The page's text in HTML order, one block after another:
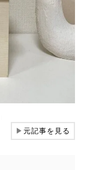
▶元記事を見る